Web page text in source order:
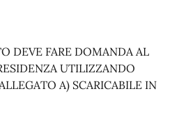
DEVE FARE DOMANDA AL
UTILIZZANDO
A) SCARICABILE IN